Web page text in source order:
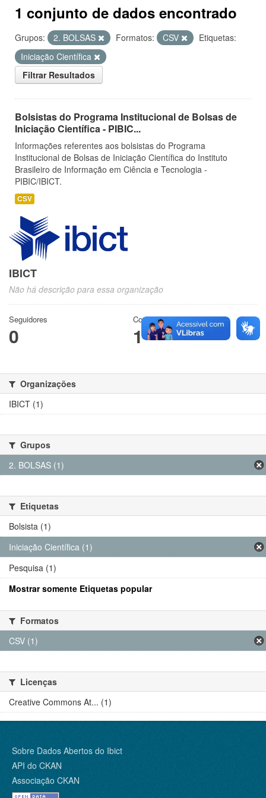
1 conjunto de dados encontrado
Grupos: 2. BOLSAS Formatos: CSV
Etiquetas:
Iniciação Científica
Filtrar Resultados
Bolsistas do Programa Institucional de Bolsas de
Iniciação Científica - PIBIC...
Informações referentes aos bolsistas do Programa
Institucional de Bolsas de Iniciação Científica do Instituto
Brasileiro de Informação em Ciência e Tecnologia -
PIBIC/IBICT.
CSV
IBICT
Não há descrição para essa organização
Seguidores
0
Conjuntos de dados
1
Organizações
IBICT (1)
Grupos
2. BOLSAS (1)
Etiquetas
Bolsista (1)
Iniciação Científica (1)
Pesquisa (1)
Mostrar somente Etiquetas popular
Formatos
CSV (1)
Licenças
Creative Commons At... (1)
Sobre Dados Abertos do Ibict
API do CKAN
Associação CKAN